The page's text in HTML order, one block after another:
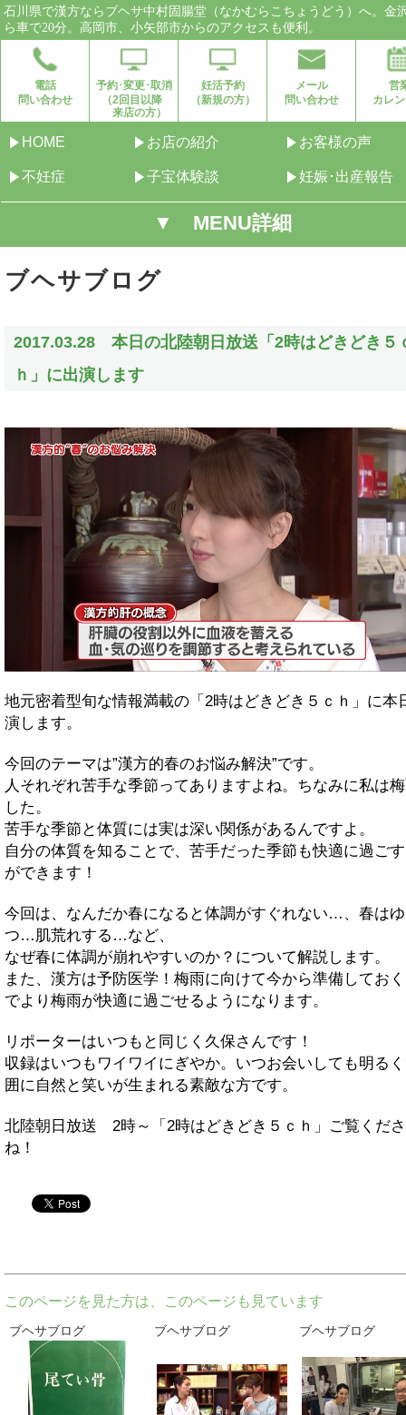
石川県で漢方ならブヘサ中村固腸堂（なかむらこちょうどう）へ。金
ら車で20分。高岡市、小矢部市からのアクセスも便利。
電話
問い合わせ
予約･変更･取消
（2回目以降
来店の方）
妊活予約
（新規の方）
メール
問い合わせ
営
カレ
HOME お店の紹介 お客様の声
不妊症 子宝体験談 妊娠･出産報告
▼ MENU詳細
ブヘサブログ
2017.03.28 本日の北陸朝日放送「2時はどきどき５
ｈ」に出演します
地元密着型旬な情報満載の「2時はどきどき５ｃｈ」に本
演します。
今回のテーマは”漢方的春のお悩み解決”です。
人それぞれ苦手な季節ってありますよね。ちなみに私は
した。
苦手な季節と体質には実は深い関係があるんですよ。
自分の体質を知ることで、苦手だった季節も快適に過ご
ができます！
今回は、なんだか春になると体調がすぐれない…、春は
つ…肌荒れする…など、
なぜ春に体調が崩れやすいのか？について解説します。
また、漢方は予防医学！梅雨に向けて今から準備してお
でより梅雨が快適に過ごせるようになります。
リポーターはいつもと同じく久保さんです！
収録はいつもワイワイにぎやか。いつお会いしても明る
囲に自然と笑いが生まれる素敵な方です。
北陸朝日放送 2時～「2時はどきどき５ｃｈ」ご覧くだ
ね！
このページを見た方は、このページも見ています
ブヘサブログ ブヘサブログ ブヘサブログ